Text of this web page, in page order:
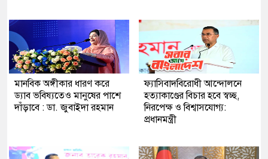
মানবিক অঙ্গীকার ধারণ করে
ড্যাব ভবিষ্যতেও মানুষের পাশে
দাঁড়াবে : ডা. জুবাইদা রহমান
ফ্যাসিবাদবিরোধী আন্দোলনে
হত্যাকাণ্ডের বিচার হবে স্বচ্ছ,
নিরপেক্ষ ও বিশ্বাসযোগ্য:
প্রধানমন্ত্রী